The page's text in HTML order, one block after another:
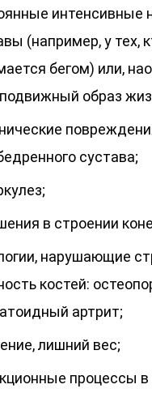
интенсивные
(например, у тех,
бегом) или,
образ
сустава;
в строении
нарушающие
костей:
артрит;
лишний вес;
процессы в